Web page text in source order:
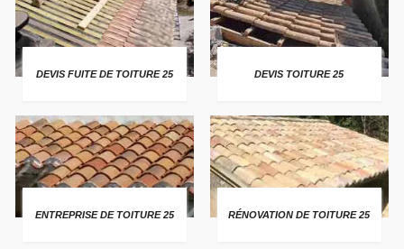
DEVIS FUITE DE TOITURE 25 DEVIS TOITURE 25
ENTREPRISE DE TOITURE 25 RÉNOVATION DE TOITURE 25